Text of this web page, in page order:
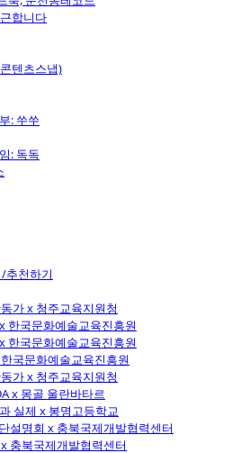
합니다
텐츠스냅)
: 쑤쑤
: 독독
추천하기
가 x 청주교육지원청
한국문화예술교육진흥원
한국문화예술교육진흥원
국문화예술교육진흥원
가 x 청주교육지원청
x 몽골 울란바타르
실제 x 봉명고등학교
설명회 x 충북국제개발협력센터
충북국제개발협력센터